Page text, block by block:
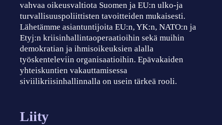
vahvaa oikeusvaltiota Suomen ja EU:n ulko-ja
turvallisuuspoliittisten tavoitteiden mukaisesti.
Lähetämme asiantuntijoita EU:n, YK:n, NATO:n ja
Etyj:n kriisinhallintaoperaatioihin sekä muihin
demokratian ja ihmisoikeuksien alalla
työskenteleviin organisaatioihin. Epävakaiden
yhteiskuntien vakauttamisessa
siviilikriisinhallinnalla on usein tärkeä rooli.
Liity